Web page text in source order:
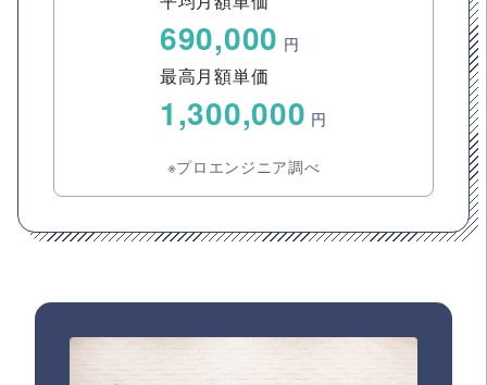
690,000 円
最高月額単価
1,300,000 円
※プロエンジニア調べ